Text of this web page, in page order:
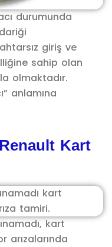
durumunda
giriş ve
sahip olan
olmaktadır.
anlamına
Kart
kart
arızalarında